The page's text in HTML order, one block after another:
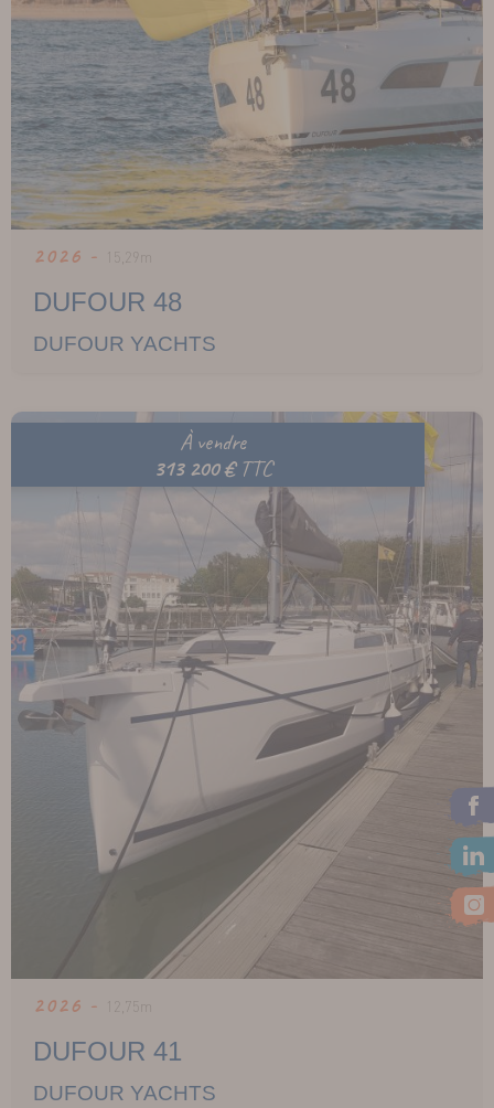
2026 - 15,29m
DUFOUR 48
DUFOUR YACHTS
À vendre
313 200 €TTC
2026 - 12,75m
DUFOUR 41
DUFOUR YACHTS